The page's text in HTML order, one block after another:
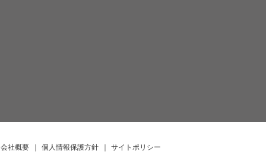
会社概要 ｜ 個人情報保護方針 ｜ サイトポリシー